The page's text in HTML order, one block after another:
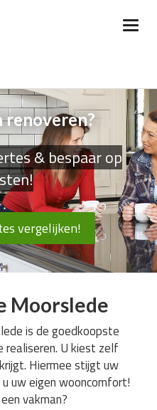
renoveren?
& bespaar op
vergelijken!
Moorslede
is de goedkoopste
realiseren. U kiest zelf
Hiermee stijgt uw
uw eigen wooncomfort!
vakman?